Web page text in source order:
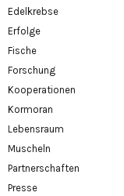
Edelkrebse
Erfolge
Fische
Forschung
Kooperationen
Kormoran
Lebensraum
Muscheln
Partnerschaften
Presse